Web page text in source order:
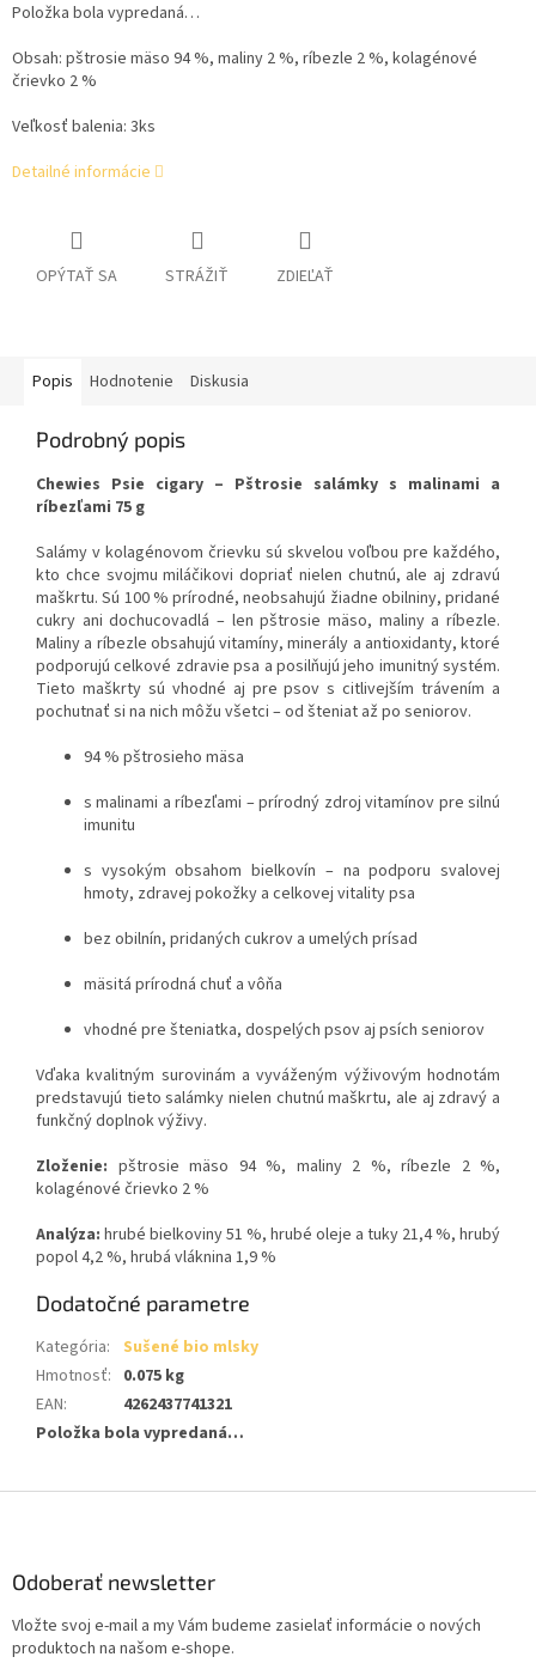
Položka bola vypredaná…
Obsah: pštrosie mäso 94 %, maliny 2 %, ríbezle 2 %, kolagénové
črievko 2 %
Veľkosť balenia: 3ks
Detailné informácie
OPÝTAŤ SA STRÁŽIŤ ZDIEĽAŤ
Popis Hodnotenie Diskusia
Podrobný popis
Chewies Psie cigary – Pštrosie salámky s malinami a
ríbezľami 75 g
Salámy v kolagénovom črievku sú skvelou voľbou pre každého,
kto chce svojmu miláčikovi dopriať nielen chutnú, ale aj zdravú
maškrtu. Sú 100 % prírodné, neobsahujú žiadne obilniny, pridané
cukry ani dochucovadlá – len pštrosie mäso, maliny a ríbezle.
Maliny a ríbezle obsahujú vitamíny, minerály a antioxidanty, ktoré
podporujú celkové zdravie psa a posilňujú jeho imunitný systém.
Tieto maškrty sú vhodné aj pre psov s citlivejším trávením a
pochutnať si na nich môžu všetci – od šteniat až po seniorov.
94 % pštrosieho mäsa
s malinami a ríbezľami – prírodný zdroj vitamínov pre silnú
imunitu
s vysokým obsahom bielkovín – na podporu svalovej
hmoty, zdravej pokožky a celkovej vitality psa
bez obilnín, pridaných cukrov a umelých prísad
mäsitá prírodná chuť a vôňa
vhodné pre šteniatka, dospelých psov aj psích seniorov
Vďaka kvalitným surovinám a vyváženým výživovým hodnotám
predstavujú tieto salámky nielen chutnú maškrtu, ale aj zdravý a
funkčný doplnok výživy.
Zloženie: pštrosie mäso 94 %, maliny 2 %, ríbezle 2 %,
kolagénové črievko 2 %
Analýza: hrubé bielkoviny 51 %, hrubé oleje a tuky 21,4 %, hrubý
popol 4,2 %, hrubá vláknina 1,9 %
Dodatočné parametre
Kategória:
Sušené bio mlsky
Hmotnosť: 0.075 kg
EAN:
4262437741321
Položka bola vypredaná…
Odoberať newsletter
Vložte svoj e-mail a my Vám budeme zasielať informácie o nových
produktoch na našom e-shope.